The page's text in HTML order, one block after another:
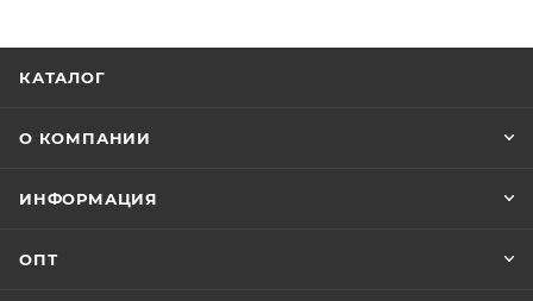
КАТАЛОГ
О КОМПАНИИ
ИНФОРМАЦИЯ
ОПТ